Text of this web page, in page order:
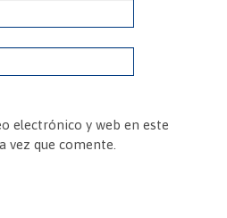
electrónico y web en este
vez que comente.